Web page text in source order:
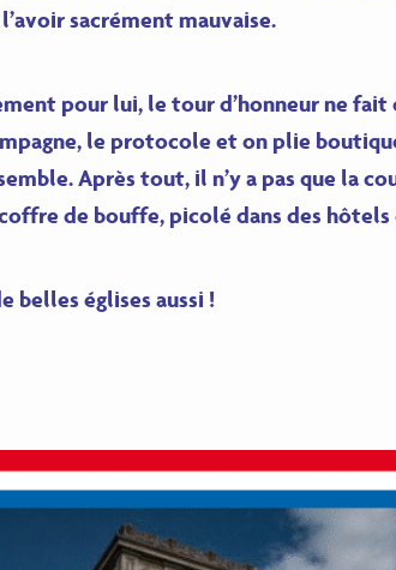
sacrément mauvaise.
pour lui, le tour d’honneur ne
le protocole et on plie
Après tout, il n’y a pas que la
de bouffe, picolé dans des hôtels
belles églises aussi !